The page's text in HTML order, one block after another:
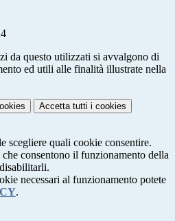
da questo utilizzati si avvalgono di
ed utili alle finalità illustrate nella
Accetta tutti i cookies
scegliere quali cookie consentire.
consentono il funzionamento della
necessari al funzionamento potete
.